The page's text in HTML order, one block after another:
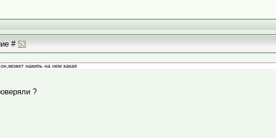
#53
накипь на нем какая
?